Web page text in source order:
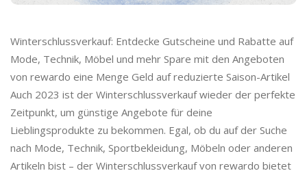
Winterschlussverkauf: Entdecke Gutscheine und Rabatte auf
Mode, Technik, Möbel und mehr Spare mit den Angeboten
von rewardo eine Menge Geld auf reduzierte Saison-Artikel
Auch 2023 ist der Winterschlussverkauf wieder der perfekte
Zeitpunkt, um günstige Angebote für deine
Lieblingsprodukte zu bekommen. Egal, ob du auf der Suche
nach Mode, Technik, Sportbekleidung, Möbeln oder anderen
Artikeln bist – der Winterschlussverkauf von rewardo bietet